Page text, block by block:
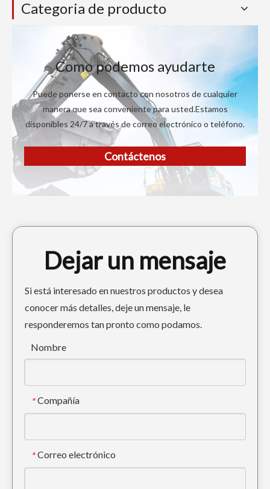
Categoria de producto
Como podemos ayudarte
Puede ponerse en contacto con nosotros de cualquier
manera que sea conveniente para usted.Estamos
disponibles 24/7 a través de correo electrónico o teléfono.
Contáctenos
Dejar un mensaje
Si está interesado en nuestros productos y desea
conocer más detalles, deje un mensaje, le
responderemos tan pronto como podamos.
Nombre
* Compañía
* Correo electrónico